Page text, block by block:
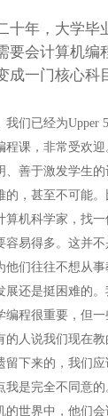
十年，大学毕
要会计算机编
成一门核心科
我们已经为Upper
程课，非常受欢
、善于激发学生的
的，甚至不可能
算机科学家，找
容易得多。这并
他们往往不想从
展还是挺困难的
编程很重要，但
的人说我们现在
留下来的，我们
我是完全不同意
的世界中，他们